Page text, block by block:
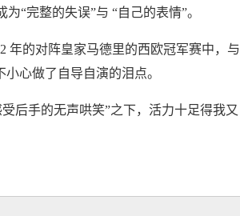
“完整的失误”与 “自己的表情”。
年的对阵皇家马德里的西欧冠军赛中，与
小心做了自导自演的泪点。
后手的无声哄笑”之下，活力十足得我又